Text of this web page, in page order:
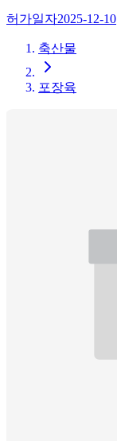
허가일자2025-12-10
축산물
포장육